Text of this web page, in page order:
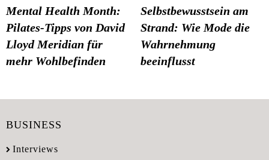
Mental Health Month:
Pilates-Tipps von David
Lloyd Meridian für
mehr Wohlbefinden
Selbstbewusstsein am
Strand: Wie Mode die
Wahrnehmung
beeinflusst
BUSINESS
Interviews